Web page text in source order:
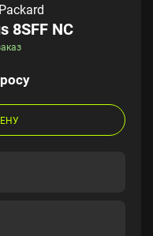
8SFF NC